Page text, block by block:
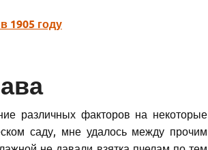
1905 году
различных факторов на некоторые
саду, мне удалось между прочим